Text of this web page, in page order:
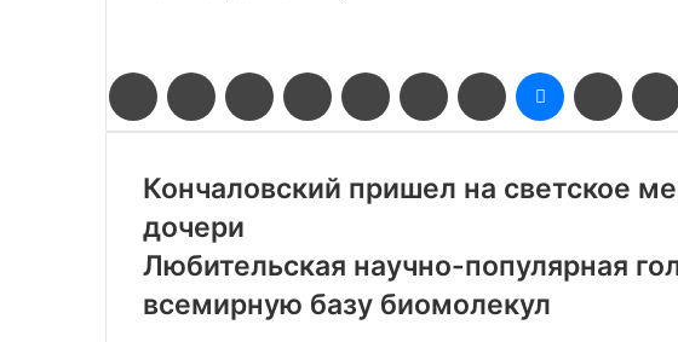
FacebookTwitter LinkedIn Pinterest Reddit ВконтактеОдноклассники
Messenger
через
Кончаловский пришел на светское
дочери
Любительская научно-популярная
всемирную базу биомолекул